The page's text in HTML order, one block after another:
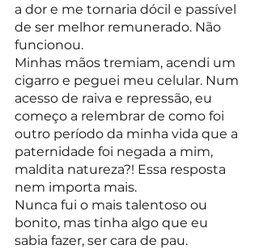
a dor e me tornaria dócil e passível
de ser melhor remunerado. Não
funcionou.
Minhas mãos tremiam, acendi um
cigarro e peguei meu celular. Num
acesso de raiva e repressão, eu
começo a relembrar de como foi
outro período da minha vida que a
paternidade foi negada a mim,
maldita natureza?! Essa resposta
nem importa mais.
Nunca fui o mais talentoso ou
bonito, mas tinha algo que eu
sabia fazer, ser cara de pau.